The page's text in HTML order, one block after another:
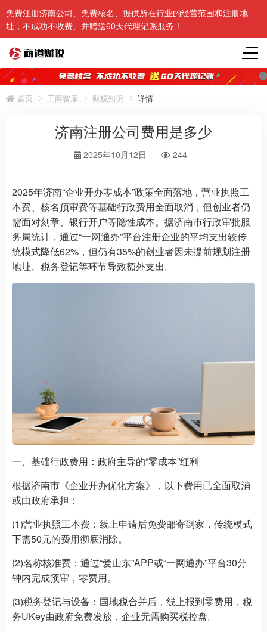
免费注册济南公司、免费核名、提供所在行业的经营范围和注册地
址，不成功不收费、并赠送60天代理记账服务！
首页 工商智库 财税知识 详情
济南注册公司费用是多少
2025年10月12日 244
2025年济南“企业开办零成本”政策全面落地，营业执照工
本费、核名预审费等基础行政费用全面取消，但创业者仍
需面对刻章、银行开户等隐性成本。据济南市行政审批服
务局统计，通过“一网通办”平台注册企业的平均支出较传
统模式降低62%，但仍有35%的创业者因未提前规划注册
地址、税务登记等环节导致额外支出。
一、基础行政费用：政府主导的“零成本”红利
根据济南市《企业开办优化方案》，以下费用已全面取消
或由政府承担：
(1)营业执照工本费：线上申请后免费邮寄到家，传统模式
下需50元的费用彻底消除。
(2)名称核准费：通过“爱山东”APP或“一网通办”平台30分
钟内完成预审，零费用。
(3)税务登记与设备：国地税合并后，线上报到零费用，税
务UKey由政府免费发放，企业无需购买税控盘。